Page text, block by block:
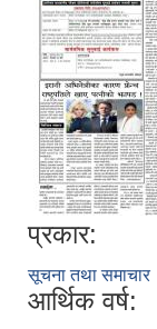
प्रकार:
सूचना तथा समाचार
आर्थिक वर्ष: